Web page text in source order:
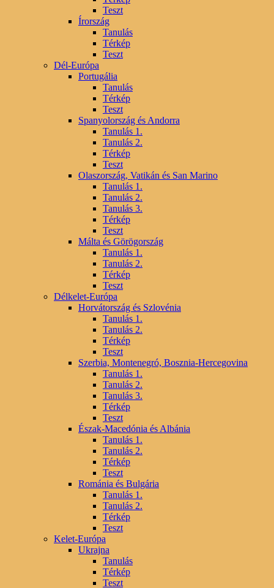
Teszt
Írország
Tanulás
Térkép
Teszt
Dél-Európa
Portugália
Tanulás
Térkép
Teszt
Spanyolország és Andorra
Tanulás 1.
Tanulás 2.
Térkép
Teszt
Olaszország, Vatikán és San Marino
Tanulás 1.
Tanulás 2.
Tanulás 3.
Térkép
Teszt
Málta és Görögország
Tanulás 1.
Tanulás 2.
Térkép
Teszt
Délkelet-Európa
Horvátország és Szlovénia
Tanulás 1.
Tanulás 2.
Térkép
Teszt
Szerbia, Montenegró, Bosznia-Hercegovina
Tanulás 1.
Tanulás 2.
Tanulás 3.
Térkép
Teszt
Észak-Macedónia és Albánia
Tanulás 1.
Tanulás 2.
Térkép
Teszt
Románia és Bulgária
Tanulás 1.
Tanulás 2.
Térkép
Teszt
Kelet-Európa
Ukrajna
Tanulás
Térkép
Teszt